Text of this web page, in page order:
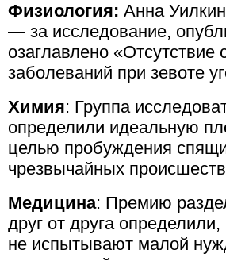
Физиология: Анна
— за исследование,
озаглавлено
заболеваний при зевоте
Химия: Группа
определили идеальную
целью пробуждения
чрезвычайных
Медицина: Премию
друг от друга
не испытывают малой